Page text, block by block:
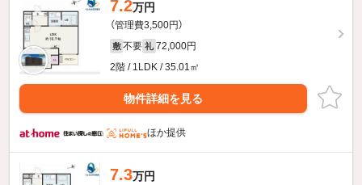
7.2万円
（管理費3,500円）
敷 不要 礼 72,000円
2階 / 1LDK / 35.01㎡
物件詳細を見る
ほか提供
7.3万円